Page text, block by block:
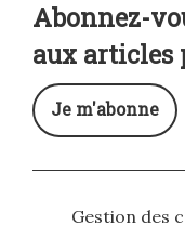
Abonnez-
aux articles
Je m'abonne
Gestion des